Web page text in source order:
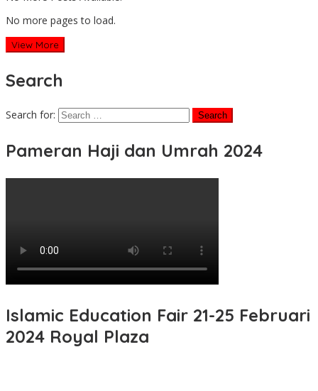
No more pages to load.
View More
Search
Search for:
Pameran Haji dan Umrah 2024
Islamic Education Fair 21-25 Februari
2024 Royal Plaza